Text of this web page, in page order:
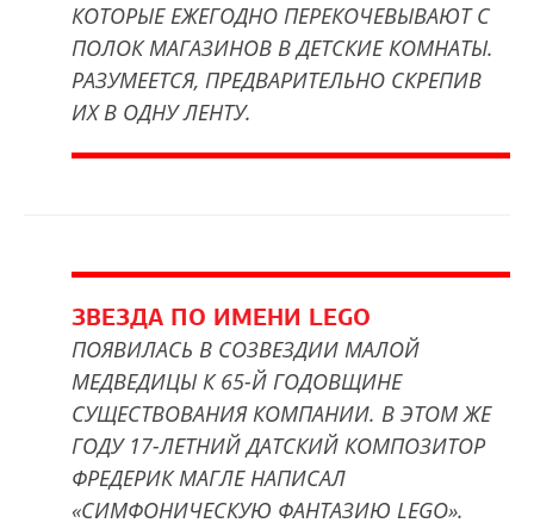
КОТОРЫЕ ЕЖЕГОДНО ПЕРЕКОЧЕВЫВАЮТ С
ПОЛОК МАГАЗИНОВ В ДЕТСКИЕ КОМНАТЫ.
РАЗУМЕЕТСЯ, ПРЕДВАРИТЕЛЬНО СКРЕПИВ
ИХ В ОДНУ ЛЕНТУ.
ЗВЕЗДА ПО ИМЕНИ LEGO
ПОЯВИЛАСЬ В СОЗВЕЗДИИ МАЛОЙ
МЕДВЕДИЦЫ К 65-Й ГОДОВЩИНЕ
СУЩЕСТВОВАНИЯ КОМПАНИИ. В ЭТОМ ЖЕ
ГОДУ 17-ЛЕТНИЙ ДАТСКИЙ КОМПОЗИТОР
ФРЕДЕРИК МАГЛЕ НАПИСАЛ
«СИМФОНИЧЕСКУЮ ФАНТАЗИЮ LEGO».